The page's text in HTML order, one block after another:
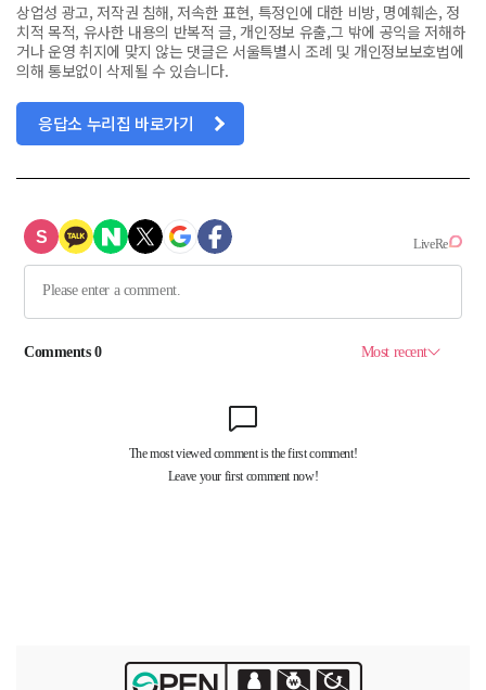
상업성 광고, 저작권 침해, 저속한 표현, 특정인에 대한 비방, 명예훼손, 정
치적 목적, 유사한 내용의 반복적 글, 개인정보 유출,그 밖에 공익을 저해하
거나 운영 취지에 맞지 않는 댓글은 서울특별시 조례 및 개인정보보호법에
의해 통보없이 삭제될 수 있습니다.
응답소 누리집 바로가기